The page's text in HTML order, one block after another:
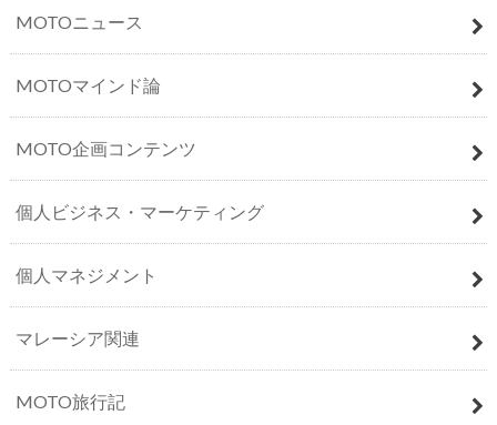
MOTOニュース
MOTOマインド論
MOTO企画コンテンツ
個人ビジネス・マーケティング
個人マネジメント
マレーシア関連
MOTO旅行記